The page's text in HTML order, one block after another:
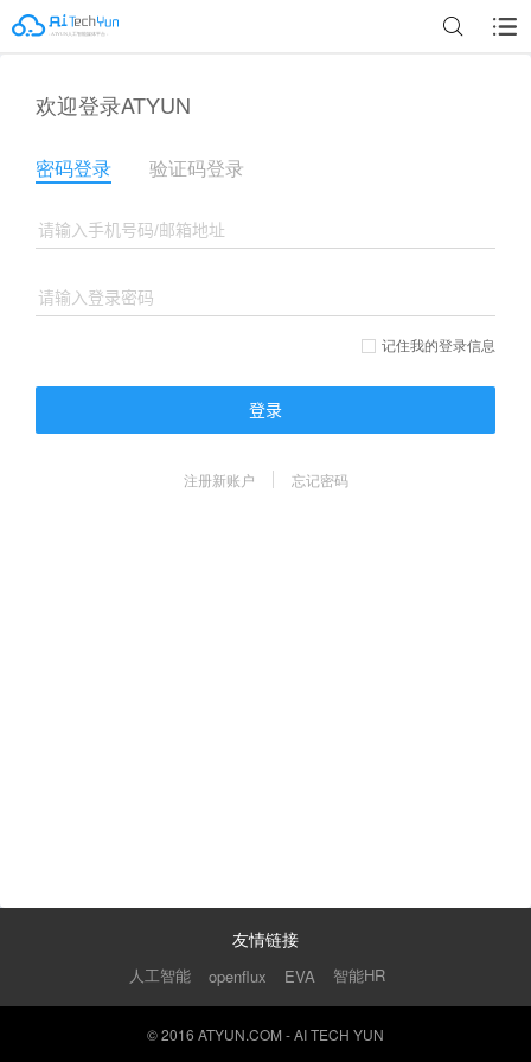
欢迎登录ATYUN
密码登录 验证码登录
记住我的登录信息
登录
注册新账户 忘记密码
友情链接
人工智能 openflux EVA 智能HR
© 2016 ATYUN.COM - AI TECH YUN